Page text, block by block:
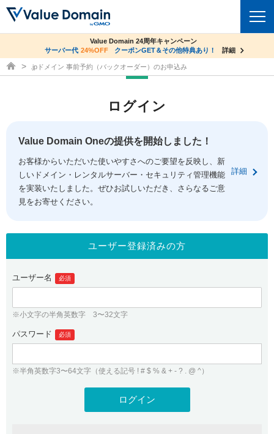
ドメイントップ
ドメイン移管
ドメイン価格一覧
ドメイン一括検索
.jpドメインオークション
gTLDオークション NEW!
.jpドメインバックオーダー
プレミアムドメイン
人気ドメインの種類
WHOIS検索
コアサーバー
バリューサーバー
XREA
セキュリティトップ
Value Domain ネットde診断
SSL証明書
サービストップ
お得意様割引
紹介制度
バリュードメインAPI
ドメイン・ホスティングOEM
facebook
ログイン
従来のバリュードメインをご利用希望の方
Value Domainにログイン
ユーザー登録
co.jpドメイン✕コアサーバーV2ビジネス応援キャンペーン
サーバー料金1年間無料
詳細
Value Domain 24周年キャンペーン
サーバー代 24%OFF クーポンGET＆その他特典あり！ 詳細
ドメイン取得ならバリュードメイン
.jpドメイン 事前予約（バックオーダー）のお申込み
ログイン
Value Domain Oneの提供を開始しました！
お客様からいただいた使いやすさへのご要望を反映し、新
しいドメイン・レンタルサーバー・セキュリティ管理機能
を実装いたしました。ぜひお試しいただき、さらなるご意
見をお寄せください。
詳細
ユーザー登録済みの方
ユーザー名 必須
※小文字の半角英数字 3〜32文字
パスワード 必須
※半角英数字3〜64文字（使える記号 ! # $ % & + - ? . @ ^）